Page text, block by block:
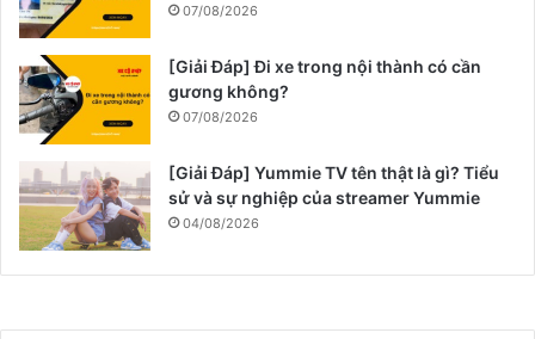
07/08/2026
[Giải Đáp] Đi xe trong nội thành có cần
gương không?
07/08/2026
[Giải Đáp] Yummie TV tên thật là gì? Tiểu
sử và sự nghiệp của streamer Yummie
04/08/2026